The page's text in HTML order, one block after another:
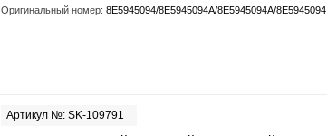
Оригинальный номер: 8E5945094/8E5945094A/8E5945094A/8E5945094
Артикул №: SK-109791